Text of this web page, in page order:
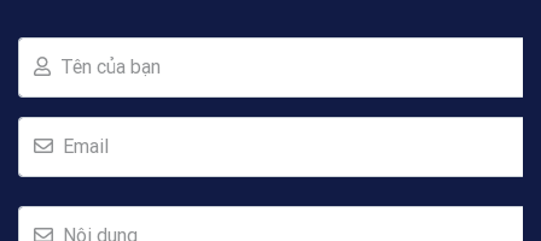
Tên của bạn
Email
Nội dung